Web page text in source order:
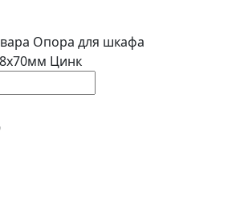
Опора для шкафа
Цинк